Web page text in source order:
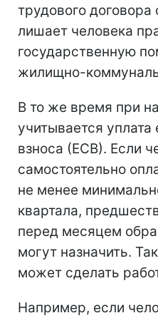
трудового
лишает человека
государственную
жилищно-
В то же время при
учитывается уплата
взноса (ЕСВ). Если
самостоятельно
не менее
квартала,
перед месяцем
могут назначить.
может сделать
Например, если